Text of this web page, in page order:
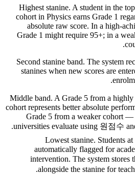
Highest stanine. A student in the
cohort in Physics earns Grade 1
absolute raw score. In a high-
Grade 1 might require 95+; in a
Second stanine band. The system
stanines when new scores are
Middle band. A Grade 5 from a
cohort represents better absolute
Grade 5 from a weaker cohort —
universities evaluate using 원점수
Lowest stanine. Students at
automatically flagged for
intervention. The system stores
alongside the stanine for